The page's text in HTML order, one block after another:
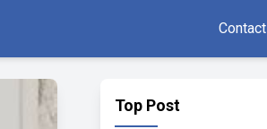
Contact
Top Post